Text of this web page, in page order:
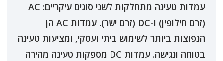
עמדות טעינה מתחלקות לשני סוגים עיקריים: AC
(זרם חילופין) ו-DC (זרם ישר). עמדות AC הן
הנפוצות ביותר לשימוש ביתי ועסקי, ומציעות טעינה
בטוחה ונגישה. עמדות DC מספקות טעינה מהירה